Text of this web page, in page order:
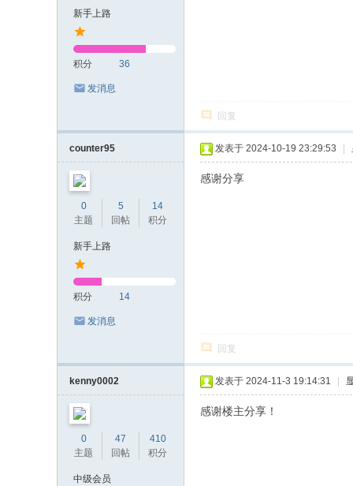
新手上路
积分 36
发消息
回复
counter95
0
主题
5
回帖
14
积分
新手上路
积分 14
发消息
发表于 2024-10-19 23:29:53
感谢分享
回复
kenny0002
0
主题
47
回帖
410
积分
中级会员
发表于 2024-11-3 19:14:31
感谢楼主分享！